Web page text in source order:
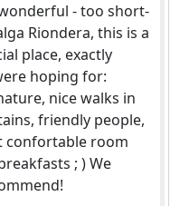
- too short-
Riondera, this is a
place, exactly
hoping for:
nice walks in
friendly people,
confortable room
; ) We